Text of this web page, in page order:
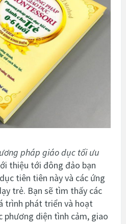
pháp giáo dục tối ưu
thiệu tới đông đảo bạn
tiên tiên này và các ứng
trẻ. Bạn sẽ tìm thấy các
trình phát triển và hoạt
phương diện tình cảm, giao